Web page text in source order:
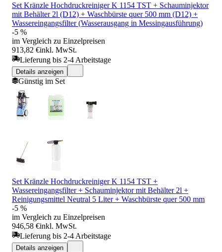
Set Kränzle Hochdruckreiniger K 1154 TST + Schauminjektor
mit Behälter 2l (D12) + Waschbürste quer 500 mm (D12) +
Wassereingangsfilter (Wasserausgang in Messingausführung)
-5 %
im Vergleich zu Einzelpreisen
913,82 €inkl. MwSt.
Lieferung bis 2-4 Arbeitstage
Details anzeigen
Günstig im Set
Set Kränzle Hochdruckreiniger K 1154 TST +
Wassereingangsfilter + Schauminjektor mit Behälter 2l +
Reinigungsmittel Neutral 5 Liter + Waschbürste quer 500 mm
-5 %
im Vergleich zu Einzelpreisen
946,58 €inkl. MwSt.
Lieferung bis 2-4 Arbeitstage
Details anzeigen